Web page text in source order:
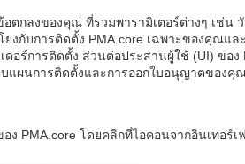
อตกลงของคุณ ที่รวมพารามิเตอร์ต่างๆ เช่น
งกับการติดตั้ง PMA.core เฉพาะของคุณแล
ดอร์การติดตั้ง ส่วนต่อประสานผู้ใช้ (UI) ขอ
แผนการติดตั้งและการออกใบอนุญาตของคุณ
PMA.core โดยคลิกที่ไอคอนจากอินเทอร์เ